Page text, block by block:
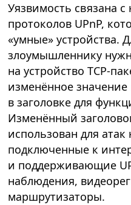
Уязвимость связана
протоколов UPnP,
«умные» устройства.
злоумышленнику
на устройство TCP-
изменённое
в заголовке для
Изменённый
использован для
подключенные к
и поддерживающие
наблюдения,
маршрутизаторы.